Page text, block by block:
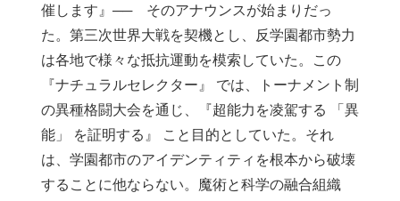
催します』── そのアナウンスが始まりだっ
た。第三次世界大戦を契機とし、反学園都市勢力
は各地で様々な抵抗運動を模索していた。この
『ナチュラルセレクター』 では、トーナメント制
の異種格闘大会を通じ、『超能力を凌駕する 「異
能」 を証明する』 こと目的としていた。それ
は、学園都市のアイデンティティを根本から破壊
することに他ならない。魔術と科学の融合組織